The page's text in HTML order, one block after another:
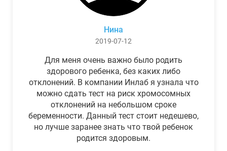
Нина
2019-07-12
Для меня очень важно было родить
здорового ребенка, без каких либо
отклонений. В компании Инлаб я узнала что
можно сдать тест на риск хромосомных
отклонений на небольшом сроке
беременности. Данный тест стоит недешево,
но лучше заранее знать что твой ребенок
родится здоровым.